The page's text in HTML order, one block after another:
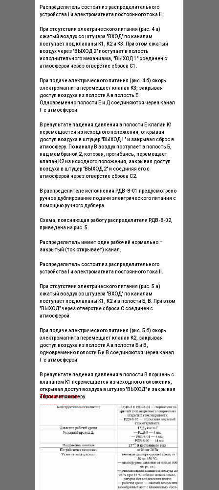
Технические
характеристики
Распределитель состоит из распределительного
устройства I и электромагнита постоянного тока II.
При отсутствии электрического питания (рис. 4 а)
сжатый воздух со штуцера "ВХОД" по каналам
поступает под клапаны К1, К2 и К3. При этом сжатый
воздух через "ВЫХОД 2" поступает в полость
исполнительного механизма, "ВЫХОД 1" соединен с
атмосферой через отверстие сброса С1.
При подаче электрического питания (рис. 4 б) якорь
электромагнита перемещает клапан К3, закрывая
доступ воздуха из полости А в полость Е.
Одновременно полости Е и Д соединяются через канал
Г с атмосферой.
В результате падения давления в полости Е клапан К1
перемещается из исходного положения, открывая
доступ воздуха в штуцер "ВЫХОД 1" и закрывая сброс в
атмосферу. По каналу В воздух поступает в полость Б,
над мембраной 2, которая, прогибаясь, перемещает
клапан К2 из исходного положения, закрывая доступ
воздуха в штуцер "ВЫХОД 2" и соединяя его с
атмосферой через отверстие сброса С2.
В распределителе исполнения РДВ-8-01 предусмотрено
ручное дублирование подачи электрического питания с
помощью ручного дублера.
Схема, поясняющая работу распределителя РДВ-8-02,
приведена на рис. 5.
Распределитель имеет один рабочий нормально –
закрытый (ток открывает) канал.
Распределитель состоит из распределительного
устройства I и электромагнита постоянного тока II.
При отсутствии электрического питания (рис. 5 а)
сжатый воздух со штуцера "ВХОД" по каналам
поступает под клапаны К1, К2 и в полости Б, В. При этом
"ВЫХОД" через отверстие сброса С соединен с
атмосферой.
При подаче электрического питания (рис. 5 б) якорь
электромагнита перемещает клапан К2, закрывая
доступ воздуха из полости А в полости Б и В,
одновременно полости Б и В соединяются через канал
Г с атмосферой.
В результате падения давления в полости В поршень с
клапаном К1 перемещается из исходного положения,
открывая доступ воздуха в штуцер "ВЫХОД" и закрывая
сброс в атмосферу.